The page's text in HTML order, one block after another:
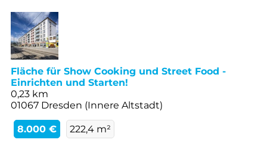
Fläche für Show Cooking und Street Food -
Einrichten und Starten!
0,23 km
01067 Dresden (Innere Altstadt)
8.000 € 222,4 m²